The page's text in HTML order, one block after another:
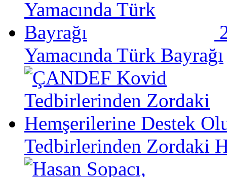
Yamacında Türk Bayrağı
Tedbirlerinden Zordaki